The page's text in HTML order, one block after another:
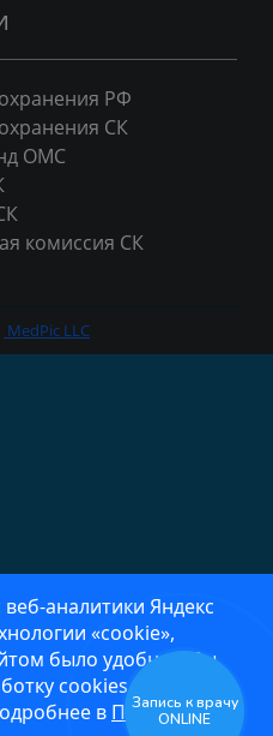
РФ
СК
ОМС
комиссия СК
MedPic LLC
Яндекс
«cookie»,
было удобнее. Вы
cookies в
в Политике
Запись к врачу
ONLINE